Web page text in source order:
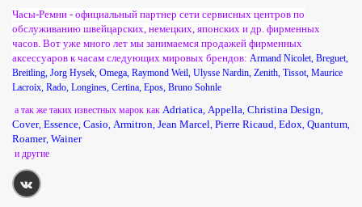
Часы-Ремни - официальный партнер сети сервисных центров по
обслуживанию швейцарских, немецких, японских и др. фирменных
часов. Вот уже много лет мы занимаемся продажей фирменных
аксессуаров к часам следующих мировых брендов: Armand Nicolet Breguet
Breitling Jorg Hysek Omega Raymond Weil Ulysse Nardin Zenith Tissot Maurice
Lacroix Rado Longines Certina Epos Bruno Sohnle
а так же таких известных марок как Adriatica Appella Christina Design
Cover, Essence Casio Armitron Jean Marcel Pierre Ricaud Edox Quantum
Roamer, Wainer
и другие